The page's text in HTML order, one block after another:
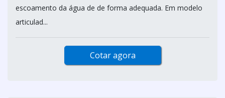
escoamento da água de de forma adequada. Em modelo
articulad...
Cotar agora